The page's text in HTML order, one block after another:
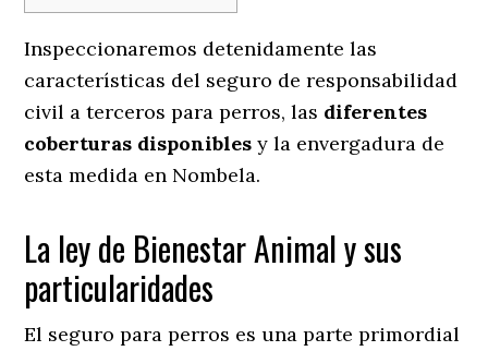
Inspeccionaremos detenidamente las
características del seguro de responsabilidad
civil a terceros para perros, las diferentes
coberturas disponibles y la envergadura de
esta medida en Nombela.
La ley de Bienestar Animal y sus
particularidades
El seguro para perros es una parte primordial